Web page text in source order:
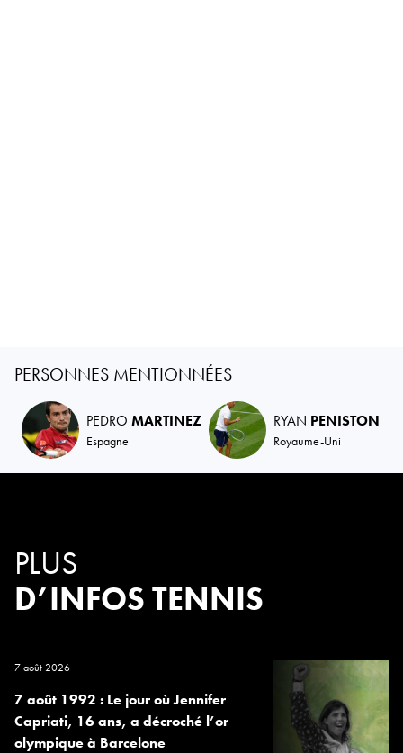
PERSONNES MENTIONNÉES
PEDRO MARTINEZ
Espagne
RYAN PENISTON
Royaume-Uni
PLUS
D’INFOS TENNIS
7 août 2026
7 août 1992 : Le jour où Jennifer
Capriati, 16 ans, a décroché l’or
olympique à Barcelone